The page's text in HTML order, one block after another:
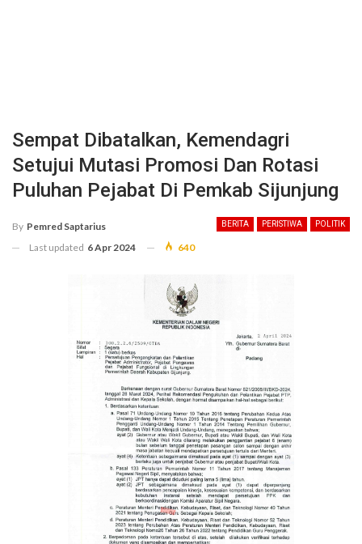
Sempat Dibatalkan, Kemendagri
Setujui Mutasi Promosi Dan Rotasi
Puluhan Pejabat Di Pemkab Sijunjung
BERITA PERISTIWA POLITIK
By Pemred Saptarius
Last updated 6 Apr 2024 640